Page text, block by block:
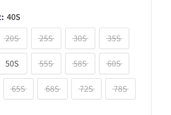
40S
20S 25S 30S 35S
50S 55S 58S 60S
65S 68S 72S 78S